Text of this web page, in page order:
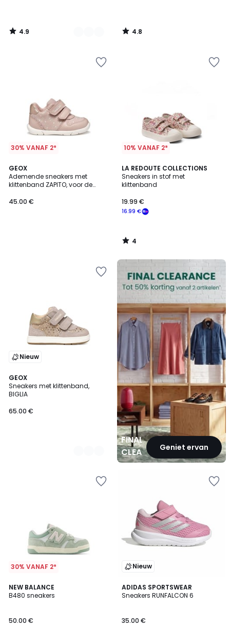
4.9
/
4.8
/
30% VANAF 2*
GEOX
Ademende sneakers met
klittenband ZAPITO, voor de
45.00 €
10% VANAF 2*
LA REDOUTE COLLECTIONS
Sneakers in stof met
klittenband
16.99 €
19.99 €
4
/
5
4
/
Nieuw
GEOX
Sneakers met klittenband,
BIGLIA
65.00 €
2
Kleuren
FINAL
CLEARANCEGeniet ervan
FINAL
CLEARANCE
30% VANAF 2*
NEW BALANCE
B480 sneakers
50.00 €
Nieuw
ADIDAS SPORTSWEAR
Sneakers RUNFALCON 6
35.00 €
4.9
/ 5